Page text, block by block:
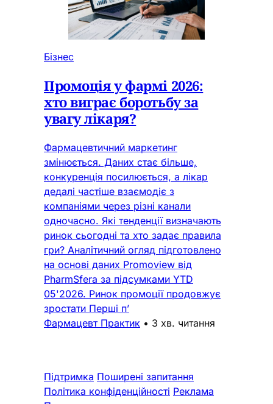
Бізнес
Промоція у фармі 2026:
хто виграє боротьбу за
увагу лікаря?
Фармацевтичний маркетинг
змінюється. Даних стає більше,
конкуренція посилюється, а лікар
дедалі частіше взаємодіє з
компаніями через різні канали
одночасно. Які тенденції визначають
ринок сьогодні та хто задає правила
гри? Аналітичний огляд підготовлено
на основі даних Promoview від
PharmSfera за підсумками YTD
05'2026. Ринок промоції продовжує
зростати Перші п’
Фармацевт Практик • 3 хв. читання
Підтримка Поширені запитання
Політика конфіденційності Реклама